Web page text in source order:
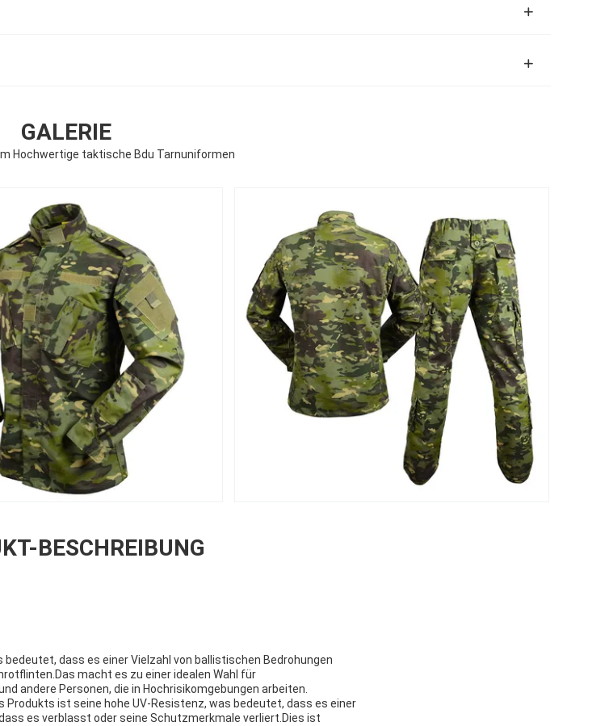
GALERIE
Hochwertige taktische Bdu Tarnuniformen
BESCHREIBUNG
bedeutet, dass es einer Vielzahl von ballistischen Bedrohungen
macht es zu einer idealen Wahl für
andere Personen, die in Hochrisikomgebungen arbeiten.
Produkts ist seine hohe UV-Resistenz, was bedeutet, dass es einer
es verblasst oder seine Schutzmerkmale verliert.Dies ist